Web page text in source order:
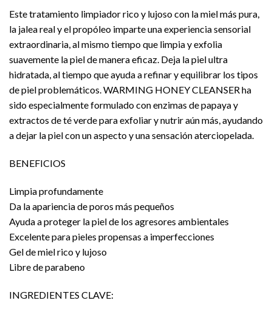
Este tratamiento limpiador rico y lujoso con la miel más pura,
la jalea real y el propóleo imparte una experiencia sensorial
extraordinaria, al mismo tiempo que limpia y exfolia
suavemente la piel de manera eficaz. Deja la piel ultra
hidratada, al tiempo que ayuda a refinar y equilibrar los tipos
de piel problemáticos. WARMING HONEY CLEANSER ha
sido especialmente formulado con enzimas de papaya y
extractos de té verde para exfoliar y nutrir aún más, ayudando
a dejar la piel con un aspecto y una sensación aterciopelada.
BENEFICIOS
Limpia profundamente
Da la apariencia de poros más pequeños
Ayuda a proteger la piel de los agresores ambientales
Excelente para pieles propensas a imperfecciones
Gel de miel rico y lujoso
Libre de parabeno
INGREDIENTES CLAVE: